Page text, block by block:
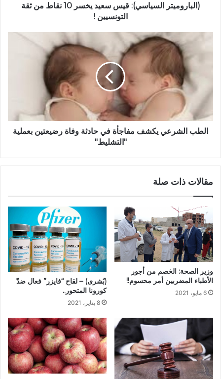
(الباروميتر السياسي): قيس سعيد يخسر 10 نقاط من ثقة
التونسيين !
الطب الشرعي يكشف مفاجأة في حادثة وفاة رضيعتين بعملية
"التشليط"
مقالات ذات صلة
وزير الصحة: الخصم من أجور
الأطباء المضربين أمر محسوم!!
6 مايو، 2021
(بُشرى) – لقاح “فايزر” فعال ضدّ
كورونا المتحور..
8 يناير، 2021